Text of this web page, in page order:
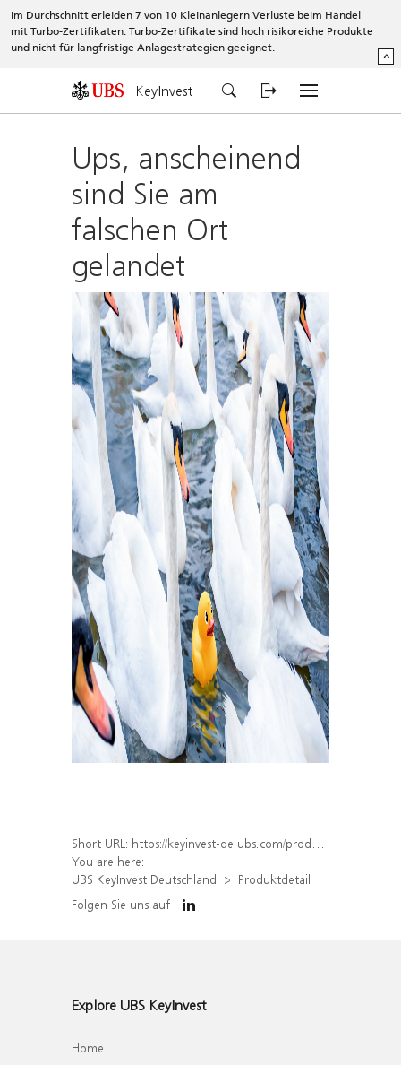
Im Durchschnitt erleiden 7 von 10 Kleinanlegern Verluste beim Handel
mit Turbo-Zertifikaten. Turbo-Zertifikate sind hoch risikoreiche Produkte
und nicht für langfristige Anlagestrategien geeignet.
^
KeyInvest
Ups, anscheinend
sind Sie am
falschen Ort
gelandet
Short URL: https://keyinvest-de.ubs.com/produkt/detail/index/isin/DE000WA801F3
You are here:
UBS KeyInvest Deutschland
Produktdetail
Folgen Sie uns auf
Explore UBS KeyInvest
Home